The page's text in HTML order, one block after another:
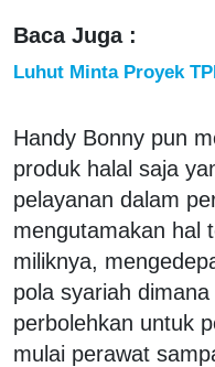
Baca Juga :
Luhut Minta Proyek
Handy Bonny pun
produk halal saja
pelayanan dalam
mengutamakan hal
miliknya,
pola syariah
perbolehkan untuk
mulai perawat